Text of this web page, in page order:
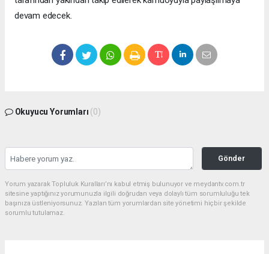
devam edecek.
Okuyucu Yorumları (0)
Gönder
Yorum yazarak Topluluk Kuralları’nı kabul etmiş bulunuyor ve meydantv.com.tr
sitesine yaptığınız yorumunuzla ilgili doğrudan veya dolaylı tüm sorumluluğu tek
başınıza üstleniyorsunuz. Yazılan tüm yorumlardan site yönetimi hiçbir şekilde
sorumlu tutulamaz.